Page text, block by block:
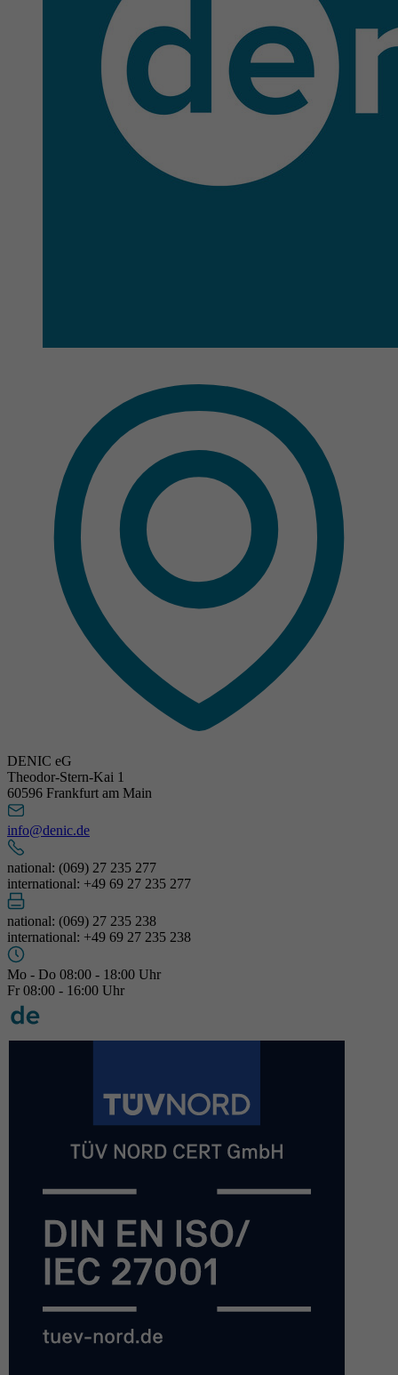
DENIC eG
Theodor-Stern-Kai 1
60596 Frankfurt am Main
info@denic.de
national: (069) 27 235 277
international: +49 69 27 235 277
national: (069) 27 235 238
international: +49 69 27 235 238
Mo - Do 08:00 - 18:00 Uhr
Fr 08:00 - 16:00 Uhr